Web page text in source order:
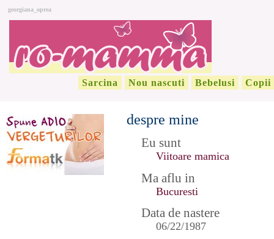
georgiana_oprea
Sarcina Nou nascuti Bebelusi Copii
despre mine
Eu sunt
Viitoare mamica
Ma aflu in
Bucuresti
Data de nastere
06/22/1987